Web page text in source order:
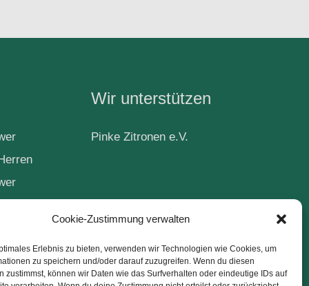
Cookie-Zustimmung verwalten
Erlebnis zu bieten, verwenden wir Technologien wie Cookies, um
zu speichern und/oder darauf zuzugreifen. Wenn du diesen
zustimmst, können wir Daten wie das Surfverhalten oder eindeutige IDs auf
Wir unterstützen
Pinke Zitronen e.V.